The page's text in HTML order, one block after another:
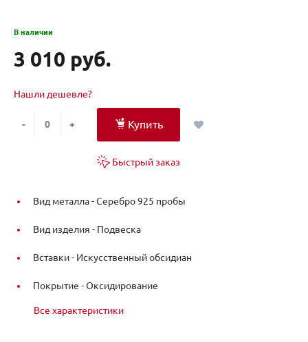
В наличии
3 010 руб.
Нашли дешевле?
- + Купить
Быстрый заказ
Вид металла -Серебро 925 пробы
Вид изделия - Подвеска
Вставки - Искусственный обсидиан
Покрытие -Оксидирование
Все характеристики